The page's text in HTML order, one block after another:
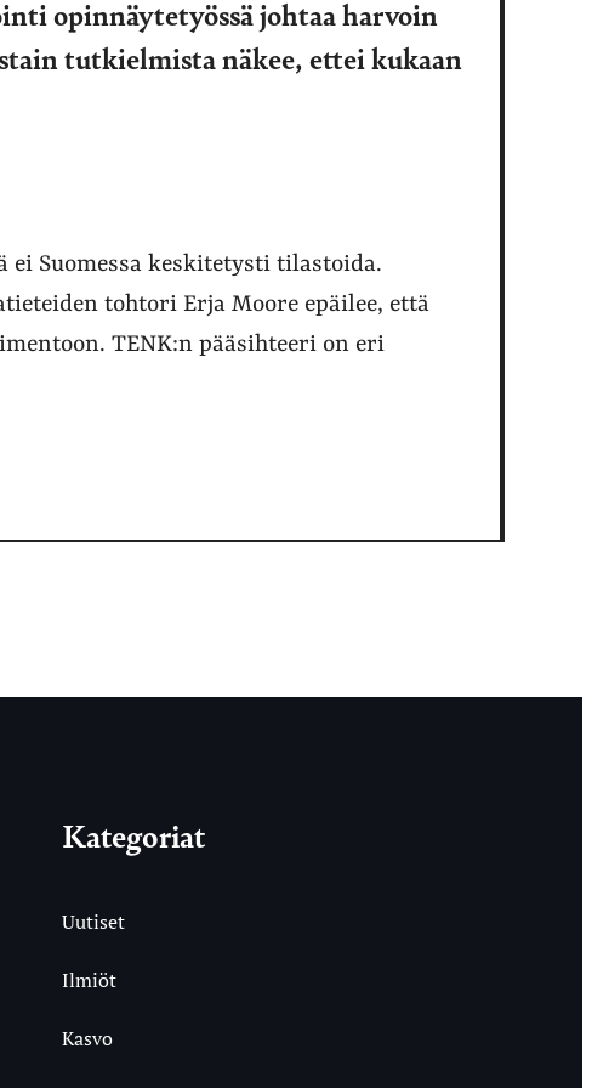
opinnäytetyössä johtaa harvoin
tutkielmista näkee, ettei kukaan
Suomessa keskitetysti tilastoida.
tohtori Erja Moore epäilee, että
TENK:n pääsihteeri on eri
Kategoriat
Uutiset
Ilmiöt
Kasvo